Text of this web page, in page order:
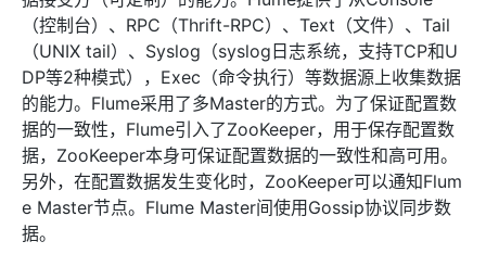
（控制台）、RPC（Thrift-RPC）、Text（文件）、Tail
（UNIX tail）、Syslog（syslog日志系统，支持TCP和U
DP等2种模式），Exec（命令执行）等数据源上收集数据
的能力。Flume采用了多Master的方式。为了保证配置数
据的一致性，Flume引入了ZooKeeper，用于保存配置数
据，ZooKeeper本身可保证配置数据的一致性和高可用。
另外，在配置数据发生变化时，ZooKeeper可以通知Flum
e Master节点。Flume Master间使用Gossip协议同步数
据。